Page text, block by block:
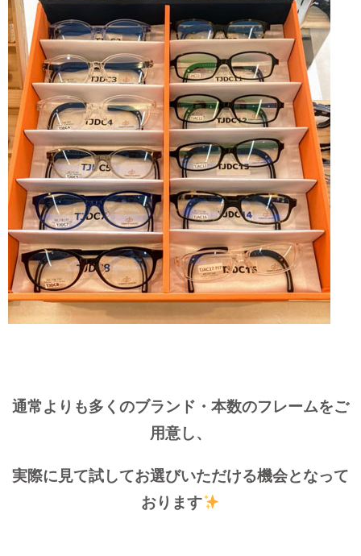
通常よりも多くのブランド・本数のフレームをご
用意し、
実際に見て試してお選びいただける機会となって
おります